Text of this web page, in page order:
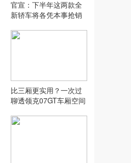
官宣：下半年这两款全
新轿车将各凭本事抢销
比三厢更实用？一次过
聊透领克07GT车厢空间